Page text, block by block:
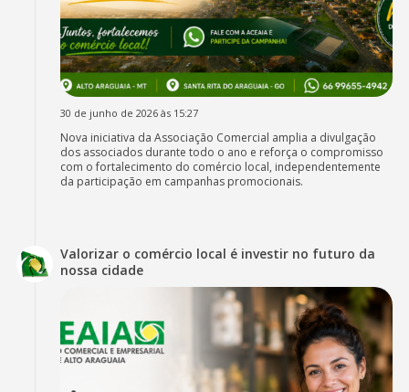
30 de junho de 2026 às 15:27
Nova iniciativa da Associação Comercial amplia a divulgação
dos associados durante todo o ano e reforça o compromisso
com o fortalecimento do comércio local, independentemente
da participação em campanhas promocionais.
Valorizar o comércio local é investir no futuro da
nossa cidade